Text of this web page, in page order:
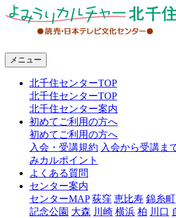
メニュー
北千住センターTOP
北千住センターTOP
北千住センター案内
初めてご利用の方へ
初めてご利用の方へ
入会・受講規約 入会から受講ま
みカルポイント
よくある質問
センター案内
センターMAP 荻窪 恵比寿 錦糸町
記念公園 大森 川崎 横浜 柏 川口